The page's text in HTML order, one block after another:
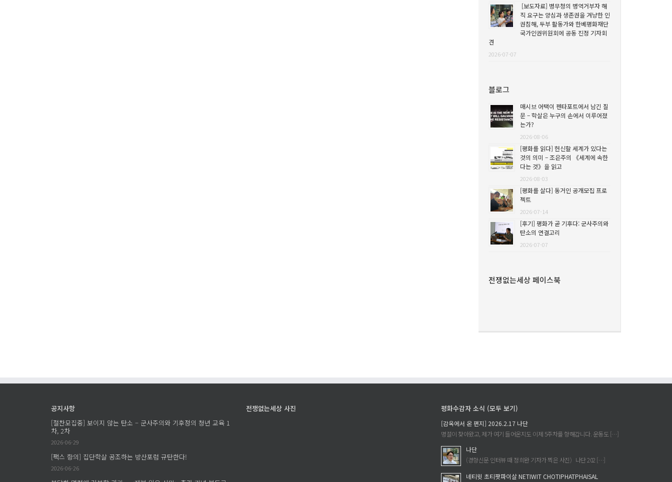
[보도자료] 병무청의 병역거부자 해
직 요구는 양심과 생존권을 겨냥한 인
권침해, 두부 활동가와 한베평화재단
국가인권위원회에 공동 진정 기자회
견
2026-07-07
블로그
매시브 어택이 펜타포트에서 남긴 질
문 – 학살은 누구의 손에서 이루어졌
는가?
2026-08-06
[평화를 읽다] 헌신할 세계가 있다는
것의 의미 – 조은주의 《세계에 속한
다는 것》을 읽고
2026-08-03
[평화를 살다] 동거인 공개모집 프로
젝트
2026-07-14
[후기] 평화가 곧 기후다: 군사주의와
탄소의 연결고리
2026-07-07
전쟁없는세상 페이스북
공지사항
[절찬모집중] 보이지 않는 탄소 – 군사주의와 기후정의 청년 교육 1
차, 2차
2026-06-29
[팩스 항의] 집단학살 공조하는 방산포럼 규탄한다!
2026-06-26
전쟁없는세상 사진 평화수감자 소식 (모두 보기)
[감옥에서 온 편지] 2026.2.17 나단
명절이 찾아왔고, 제가 여기 들어온지도 이제 5주차를 향해갑니다. 운동도 […]
나단
(경향신문 인터뷰 때 정희완 기자가 찍은 사진) 나단 202 […]
네티윗 초티팟파이살 NETIWIT CHOTIPHATPHAISAL